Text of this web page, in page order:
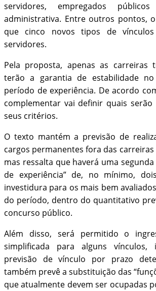
servidores, empregados
administrativa. Entre outros pontos,
que cinco novos tipos de
servidores.
Pela proposta, apenas as carreiras
terão a garantia de estabilidade
período de experiência. De acordo
complementar vai definir quais serão
seus critérios.
O texto mantém a previsão de
cargos permanentes fora das carreiras
mas ressalta que haverá uma
de experiência” de, no mínimo,
investidura para os mais bem
do período, dentro do quantitativo
concurso público.
Além disso, será permitido o
simplificada para alguns vínculos,
previsão de vínculo por prazo
também prevê a substituição das
que atualmente devem ser ocupadas